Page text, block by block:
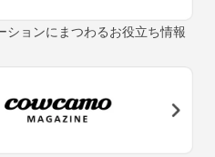
ションにまつわるお役立ち情報